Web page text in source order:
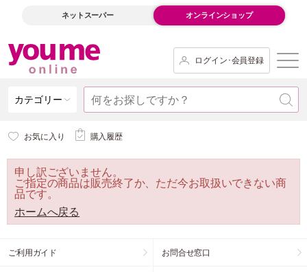
ネットスーパー オンラインショップ
ログイン･会員登録
カテゴリー
お気に入り 購入履歴
申し訳ございません。
ご指定の商品は販売終了か、ただ今お取扱いできない商
品です。
ホームへ戻る
ご利用ガイド お問合せ窓口